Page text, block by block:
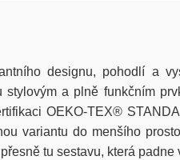
designu, pohodlí a
stylovýma plně funkčním
OEKO-TEX®
variantu do menšího
přesně tu sestavu, která padne